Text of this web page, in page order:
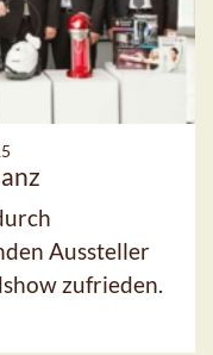
Aussteller
zufrieden.